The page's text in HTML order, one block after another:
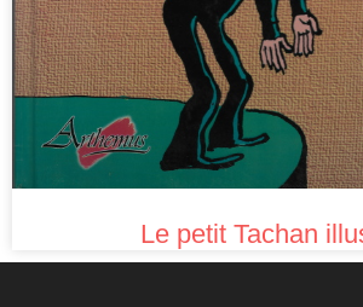
Le petit Tachan